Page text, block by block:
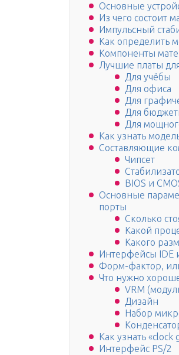
Основные
Из чего состоит
Импульсный
Как определить
Компоненты
Лучшие платы
Для учёбы
Для офиса
Для
Для
Для
Как узнать
Составляющие
Чипсет
BIOS и
Основные
порты
Сколько
Какой
Какого
Интерфейсы IDE
Форм-фактор,
Что нужно
VRM
Дизайн
Набор
Как узнать
Интерфейс PS/2